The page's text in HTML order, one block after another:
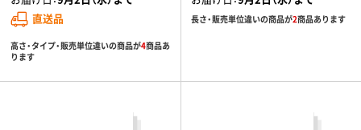
直送品
高さ・タイプ・販売単位違いの商品が4商品あ
ります
長さ・販売単位違いの商品が2商品あります